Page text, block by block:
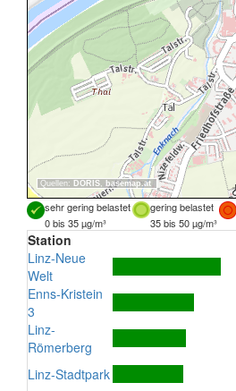
Quellen: DORIS, basemap.at
sehr gering belastet gering belastet
0 bis 35 µg/m³
35 bis 50 µg/m³
Station
Linz-Neue
Welt
Enns-Kristein
3
Linz-
Römerberg
Linz-Stadtpark